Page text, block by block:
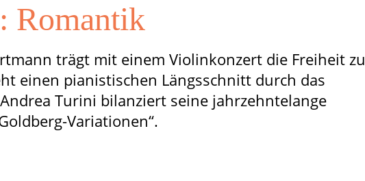
Romantik
trägt mit einem Violinkonzert die Freiheit zu
einen pianistischen Längsschnitt durch das
Turini bilanziert seine jahrzehntelange
Variationen“.